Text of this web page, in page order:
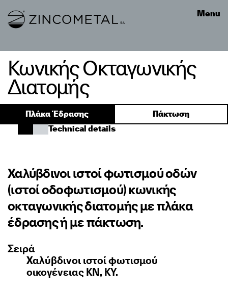
Link to homepage Menu
Κωνικής Οκταγωνικής
Διατομής
Πλάκα Έδρασης Πάκτωση
Χαλύβδινοι ιστοί φωτισμού οδών
(ιστοί οδοφωτισμού) κωνικής
οκταγωνικής διατομής με πλάκα
έδρασης ή με πάκτωση.
Σειρά
Χαλύβδινοι ιστοί φωτισμού
οικογένειας KN, KY.
Technical details